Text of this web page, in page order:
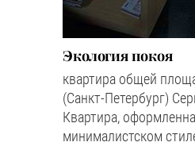
Экология покоя
квартира общей
(Санкт-Петербург)
Квартира,
минималистском